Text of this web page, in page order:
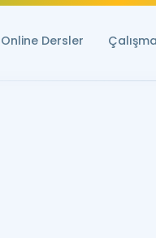
Online Dersler